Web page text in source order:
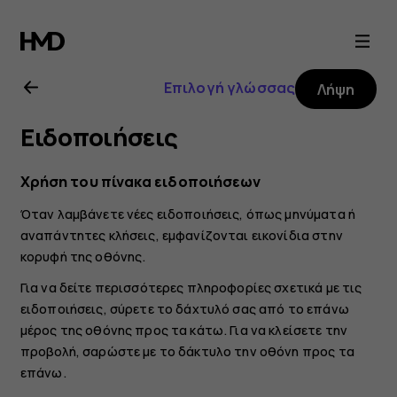
Οδηγίες
χρήσης
Nokia
X20
Επιλογή γλώσσας Λήψη
Ειδοποιήσεις
Χρήση του πίνακα ειδοποιήσεων
Όταν λαμβάνετε νέες ειδοποιήσεις, όπως μηνύματα ή
αναπάντητες κλήσεις, εμφανίζονται εικονίδια στην
κορυφή της οθόνης.
Για να δείτε περισσότερες πληροφορίες σχετικά με τις
ειδοποιήσεις, σύρετε το δάχτυλό σας από το επάνω
μέρος της οθόνης προς τα κάτω. Για να κλείσετε την
προβολή, σαρώστε με το δάκτυλο την οθόνη προς τα
επάνω.